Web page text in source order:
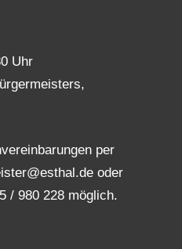
Uhr
per
oder
/ 980 228 möglich.